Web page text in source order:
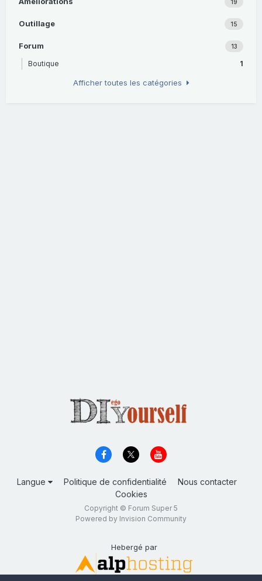
19
15
Outillage
13
Forum
1
Boutique
Afficher toutes les catégories
Langue Politique de confidentialité
Nous contacter
Cookies
Copyright © Forum Super 5
Powered by Invision Community
Hebergé par